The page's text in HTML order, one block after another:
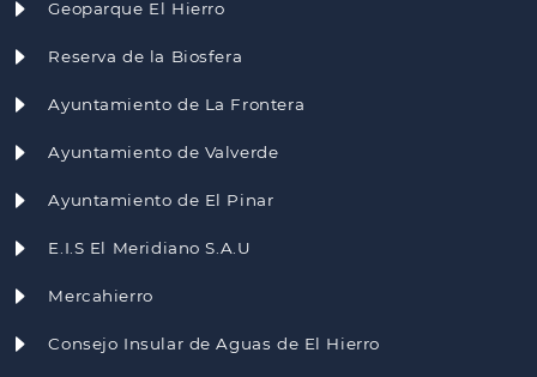
Geoparque El Hierro
Reserva de la Biosfera
Ayuntamiento de La Frontera
Ayuntamiento de Valverde
Ayuntamiento de El Pinar
E.I.S El Meridiano S.A.U
Mercahierro
Consejo Insular de Aguas de El Hierro